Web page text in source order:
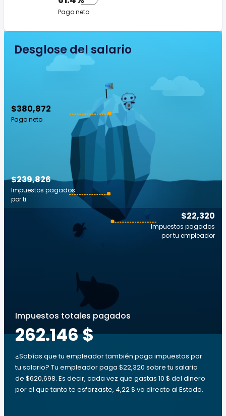
Pago neto
Desglose del salario
$380,872
Pago neto
$22,320
Impuestos pagados
por tu empleador
$239,826
Impuestos pagados
por ti
Impuestos totales pagados
262.146 $
¿Sabías que tu empleador también paga impuestos por
tu salario? Tu empleador paga $22,320 sobre tu salario
de $620,698. Es decir, cada vez que gastas 10 $ del dinero
por el que tanto te esforzaste, 4,22 $ va directo al Estado.